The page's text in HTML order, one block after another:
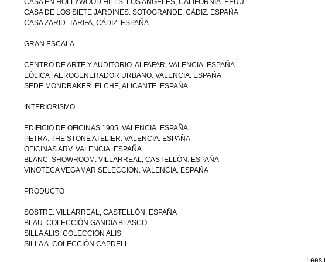
CASA EN HOLLYWOOD HILLS. LOS ANGELES, CALIFORNIA. EEUU
CASA DE LOS SIETE JARDINES. SOTOGRANDE, CÁDIZ. ESPAÑA
CASA ZARID. TARIFA, CÁDIZ. ESPAÑA
GRAN ESCALA
CENTRO DE ARTE Y AUDITORIO. ALFAFAR, VALENCIA. ESPAÑA
EÓLICA | AEROGENERADOR URBANO. VALENCIA. ESPAÑA
SEDE MONDRAKER. ELCHE, ALICANTE. ESPAÑA
INTERIORISMO
EDIFICIO DE OFICINAS 1905. VALENCIA. ESPAÑA
PETRA. THE STONE ATELIER. VALENCIA. ESPAÑA
OFICINAS ARV. VALENCIA. ESPAÑA
BLANC. SHOWROOM. VILLARREAL, CASTELLÓN. ESPAÑA
VINOTECA VEGAMAR SELECCIÓN. VALENCIA. ESPAÑA
PRODUCTO
SOSTRE. VILLARREAL, CASTELLÓN. ESPAÑA
BLAU. COLECCIÓN GANDÍA BLASCO
SILLA ALIS. COLECCIÓN ALIS
SILLA A. COLECCIÓN CAPDELL